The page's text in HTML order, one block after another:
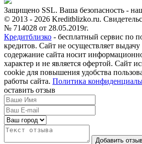
Защищено SSL. Ваша безопасность -
© 2013 - 2026 Kreditblizko.ru.
№ 714028 от 28.05.2019г.
Кредитблизко - бесплатный сервис по
кредитов. Сайт не осуществляет
содержание сайта носит
характер и не является офертой. Сайт
cookie для повышения удобства
работы сайта. Политика
оставить отзыв